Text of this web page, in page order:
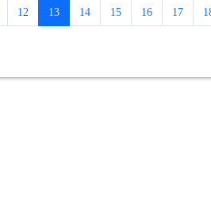
12 13(current)
14 15 16 17